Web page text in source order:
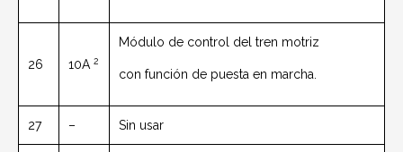
26 10A 2
Módulo de control del tren motriz
con función de puesta en marcha.
27 – Sin usar